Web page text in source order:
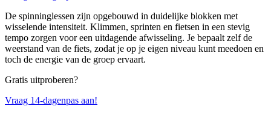
De spinninglessen zijn opgebouwd in duidelijke blokken met
wisselende intensiteit. Klimmen, sprinten en fietsen in een stevig
tempo zorgen voor een uitdagende afwisseling. Je bepaalt zelf de
weerstand van de fiets, zodat je op je eigen niveau kunt meedoen en
toch de energie van de groep ervaart.
Gratis uitproberen?
Vraag 14-dagenpas aan!